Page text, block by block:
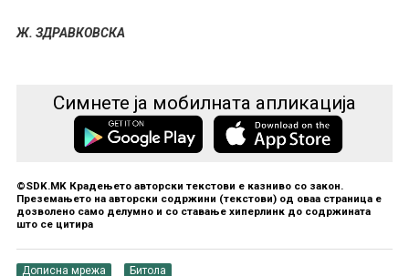
Ж. ЗДРАВКОВСКА
Симнете ја мобилната апликација
©SDK.MK Крадењето авторски текстови е казниво со закон.
Преземањето на авторски содржини (текстови) од оваа страница е
дозволено само делумно и со ставање хиперлинк до содржината
што се цитира
Дописна мрежа Битола